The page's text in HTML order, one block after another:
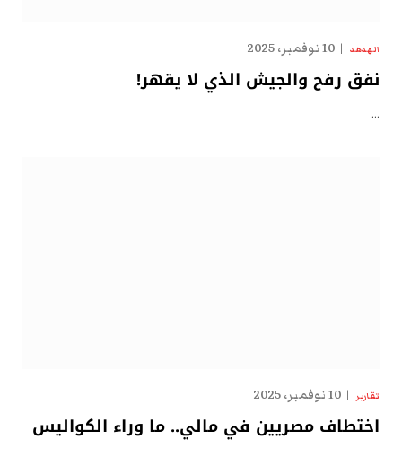
الهدهد 10 نوفمبر، 2025
نفق رفح والجيش الذي لا يقهر!
…
تقارير 10 نوفمبر، 2025
اختطاف مصريين في مالي.. ما وراء الكواليس